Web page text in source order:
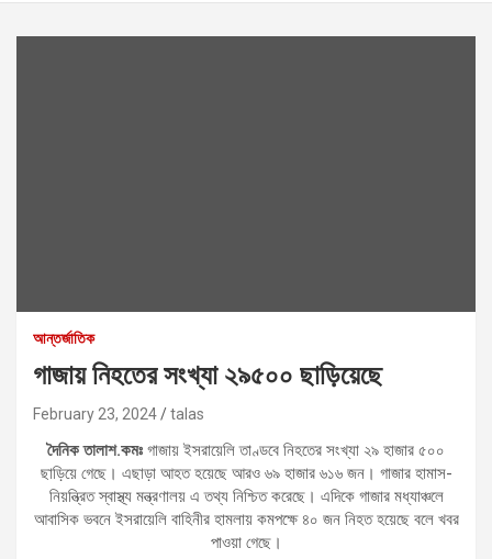
আন্তর্জাতিক
গাজায় নিহতের সংখ্যা ২৯৫০০ ছাড়িয়েছে
February 23, 2024 talas
দৈনিক তালাশ.কমঃ গাজায় ইসরায়েলি তাণ্ডবে নিহতের সংখ্যা ২৯ হাজার ৫০০
ছাড়িয়ে গেছে। এছাড়া আহত হয়েছে আরও ৬৯ হাজার ৬১৬ জন। গাজার হামাস-
নিয়ন্ত্রিত স্বাস্থ্য মন্ত্রণালয় এ তথ্য নিশ্চিত করেছে। এদিকে গাজার মধ্যাঞ্চলে
আবাসিক ভবনে ইসরায়েলি বাহিনীর হামলায় কমপক্ষে ৪০ জন নিহত হয়েছে বলে খবর
পাওয়া গেছে।